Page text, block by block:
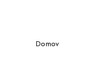
Domov